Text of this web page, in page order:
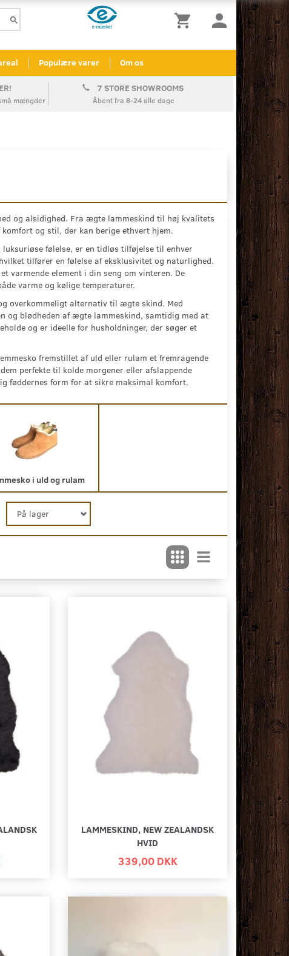
Populære varer Om os
mængder
7 STORE SHOWROOMS
Åbent fra 8-24 alle dage
og alsidighed. Fra ægte lammeskind til høj kvalitets
og stil, der kan berige ethvert hjem.
følelse, er en tidløs tilføjelse til enhver
tilfører en følelse af eksklusivitet og naturlighed.
varmende element i din seng om vinteren. De
varme og kølige temperaturer.
overkommeligt alternativ til ægte skind. Med
blødheden af ægte lammeskind, samtidig med at
og er ideelle for husholdninger, der søger et
fremstillet af uld eller rulam et fremragende
perfekte til kolde morgener eller afslappende
føddernes form for at sikre maksimal komfort.
i uld og rulam
På lager
LAMMESKIND, NEW ZEALANDSK
HVID
339,00 DKK